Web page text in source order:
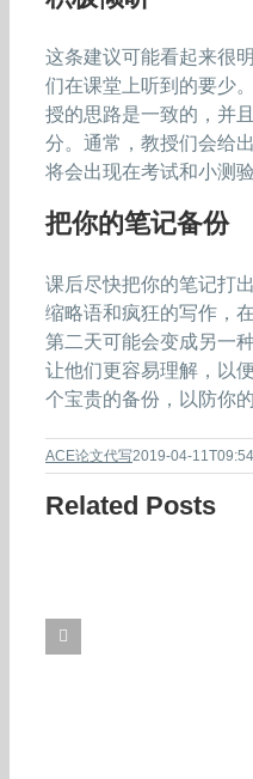
这条建议可能看起来很
们在课堂上听到的要少
授的思路是一致的，并
分。通常，教授们会给
将会出现在考试和小测
把你的笔记备份
课后尽快把你的笔记打
缩略语和疯狂的写作，
第二天可能会变成另一
让他们更容易理解，以
个宝贵的备份，以防你
ACE论文代写2019-04-
Related Posts